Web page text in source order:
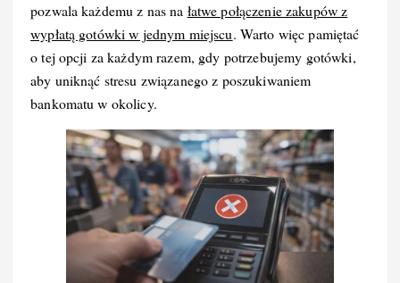
pozwala każdemu z nas na łatwe połączenie zakupów z
wypłatą gotówki w jednym miejscu. Warto więc pamiętać
o tej opcji za każdym razem, gdy potrzebujemy gotówki,
aby uniknąć stresu związanego z poszukiwaniem
bankomatu w okolicy.